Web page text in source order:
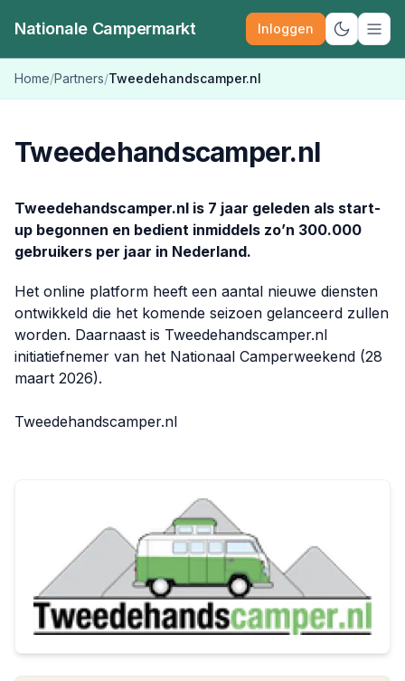
Nationale Campermarkt Inloggen
Schakel
Home/Partners/Tweedehandscamper.nl
Tweedehandscamper.nl
Tweedehandscamper.nl is 7 jaar geleden als start-
up begonnen en bedient inmiddels zo’n 300.000
gebruikers per jaar in Nederland.
Het online platform heeft een aantal nieuwe diensten
ontwikkeld die het komende seizoen gelanceerd zullen
worden. Daarnaast is Tweedehandscamper.nl
initiatiefnemer van het Nationaal Camperweekend (28
maart 2026).
Tweedehandscamper.nl